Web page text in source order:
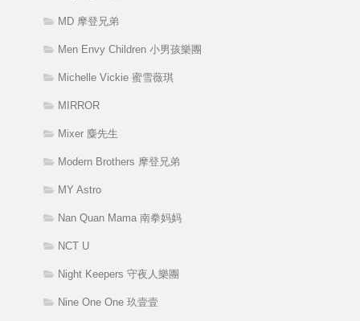
MD 摩登兄弟
Men Envy Children 小男孩樂團
Michelle Vickie 蜜雪薇琪
MIRROR
Mixer 麋先生
Modern Brothers 摩登兄弟
MY Astro
Nan Quan Mama 南拳妈妈
NCT U
Night Keepers 守夜人樂團
Nine One One 玖壹壹